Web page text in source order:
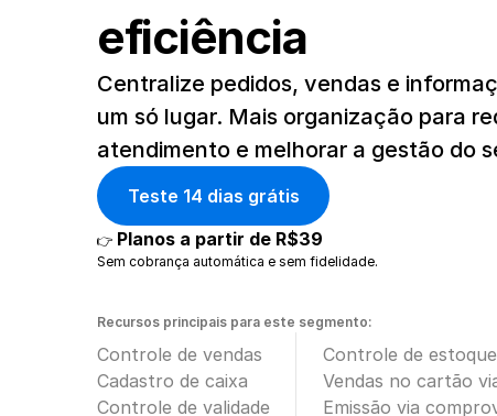
eficiência
Centralize pedidos, vendas e
um só lugar. Mais organização para
atendimento e melhorar a gestão do
Teste 14 dias grátis
👉 Planos a partir de R$39
Sem cobrança automática e sem fidelidade.
Recursos principais para este segmento:
Controle de vendas
Cadastro de caixa
Controle de validade
Controle de estoque
Vendas no cartão
Emissão via